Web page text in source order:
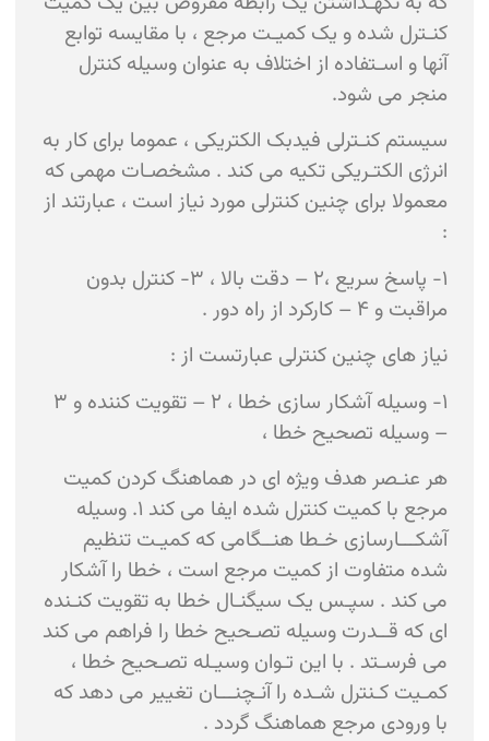
کنـترل شده و یک کمیـت مرجع ، با مقایسه توابع
آنها و اسـتفاده از اختلاف به عنوان وسیله کنترل
منجر می شود.
سیستم کنـترلی فیدبک الکتریکی ، عموما برای کار به
انرژی الکتـریکی تکیه می کند . مشخصـات مهمی که
معمولا برای چنین کنترلی مورد نیاز است ، عبارتند از
:
۱- پاسخ سریع ،۲ – دقت بالا ، ۳- کنترل بدون
مراقبت و ۴ – کارکرد از راه دور .
نیاز های چنین کنترلی عبارتست از :
۱- وسیله آشکار سازی خطا ، ۲ – تقویت کننده و ۳
– وسیله تصحیح خطا ،
هر عنـصر هدف ویژه ای در هماهنگ کردن کمیت
مرجع با کمیت کنترل شده ایفا می کند ۱. وسیله
آشکـــارسازی خـطا هنــگامی که کمیـت تنظیم
شده متفاوت از کمیت مرجع است ، خطا را آشکار
می کند . سپـس یک سیگنـال خطا به تقویت کنـنده
ای که قــدرت وسیله تصـحیح خطا را فراهم می کند
می فرسـتد . با این تـوان وسیـله تصـحیح خطا ،
کمـیت کـنترل شـده را آنـچنـــان تغییر می دهد که
با ورودی مرجع هماهنگ گردد .